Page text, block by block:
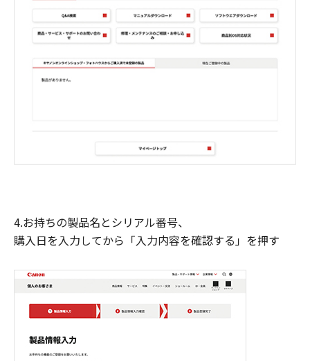
4.お持ちの製品名とシリアル番号、
購入日を入力してから「入力内容を確認する」を押す